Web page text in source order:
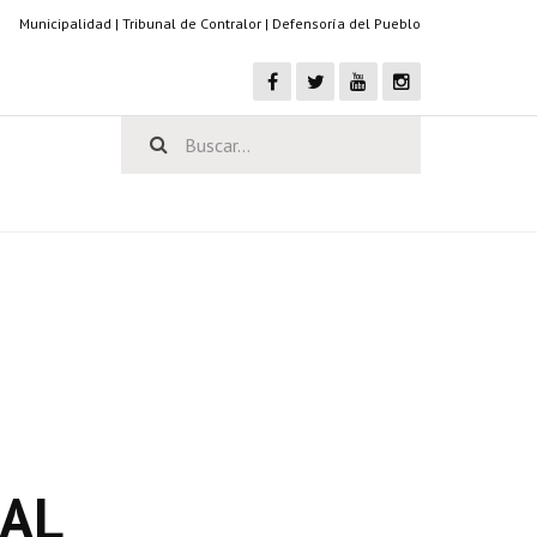
Municipalidad | Tribunal de Contralor | Defensoría del Pueblo